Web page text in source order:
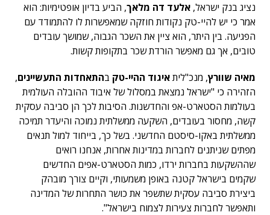
נציג בנק ישראל, אלעד דה מלאך, הביע בדיון אופטימיות: הוא
אמר כי יש להיי-טק נקודות חוזקה שמאפשרות לו להתמודד עם
הפגיעה. בין היתר, הוא ציין את השכר הגבוה, שמושך עובדים
טובים, אך גם מאפשר הורדת שכר בתקופות קשות.
מאיה שוורץ, מנכ"ליתאיגוד ההיי-טק בהתאחדות התעשיינים,
הזהירה כי "ישראל נמצאת במסלול של איבוד ההובלה העולמית
בעולמות הסטארט-אפ והחדשנות. הסיבות לכך הן סביבה עסקית
קשה, מחסור בעובדים, השקעה ממשלתית נמוכה והיעדר תמיכה
ממשלתית באקו-סיסטם החדשני. בשל כך, בייחוד למול תנאים
מפתים שניתנים לחברות במדינות אחרות, אנחנו רואים
שההשקעות בחברות ירדו, כמות הסטארט-אפים החדשים
שקמים בישראל קטנה באופן משמעותי, וקיים צורך מובהק
ביצירת סביבה עסקית שתשפר את כושר התחרות של המדינה
ותאפשר לחברות צעירות לצמוח בישראל".